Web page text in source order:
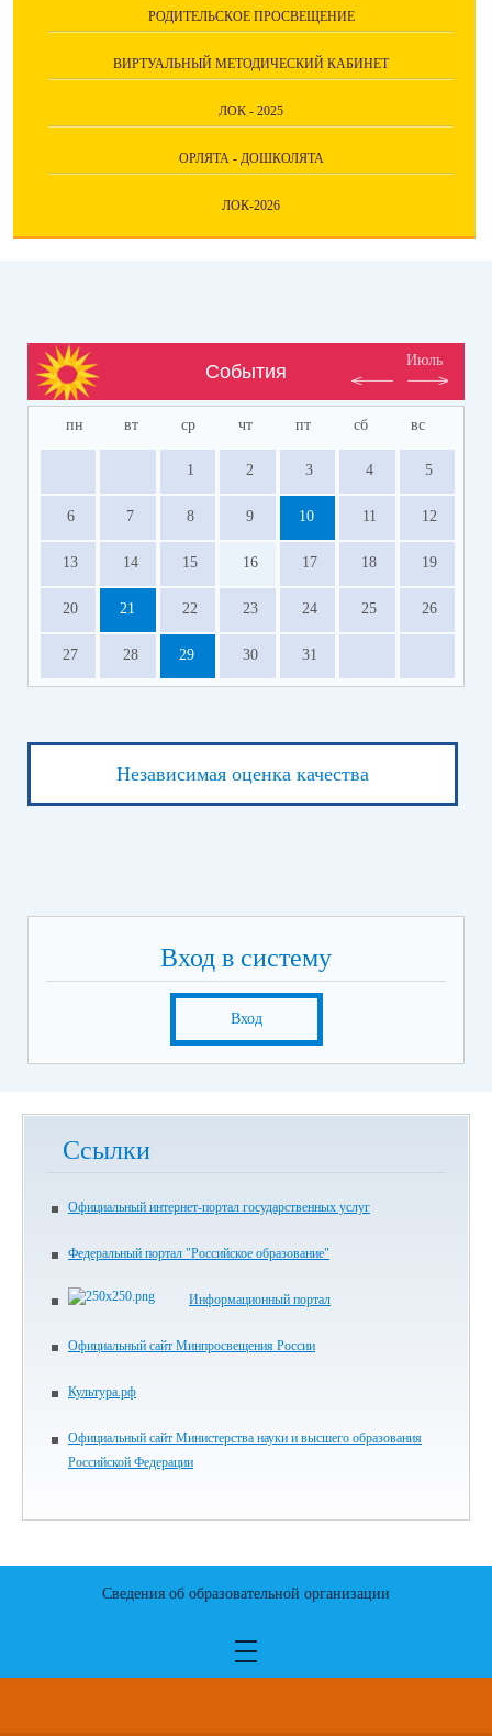
РОДИТЕЛЬСКОЕ ПРОСВЕЩЕНИЕ
ВИРТУАЛЬНЫЙ МЕТОДИЧЕСКИЙ КАБИНЕТ
ЛОК - 2025
ОРЛЯТА - ДОШКОЛЯТА
ЛОК-2026
События
Июль
пн вт ср чт пт сб вс
1 2 3 4 5
6 7 8 9 10 11 12
13 14 15 16 17 18 19
20 21 22 23 24 25 26
27 28 29 30 31
Независимая оценка качества
Вход в систему
Вход
Ссылки
Официальный интернет-портал государственных услуг
Федеральный портал "Российское образование"
Информационный портал
Официальный сайт Минпросвещения России
Культура.рф
Официальный сайт Министерства науки и высшего образования
Российской Федерации
Сведения об образовательной организации